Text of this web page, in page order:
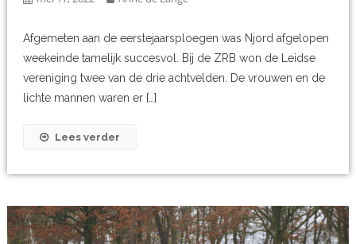
Afgemeten aan de eerstejaarsploegen was Njord afgelopen
weekeinde tamelijk succesvol. Bij de ZRB won de Leidse
vereniging twee van de drie achtvelden. De vrouwen en de
lichte mannen waren er […]
Lees verder